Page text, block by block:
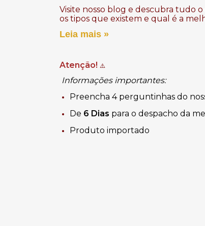
Visite nosso blog e descubra tudo
os tipos que existem e qual é a
Leia mais »
Atenção! ⚠️
Informações importantes:
Preencha 4 perguntinhas do
De 6 Dias para o despacho da
Produto importado